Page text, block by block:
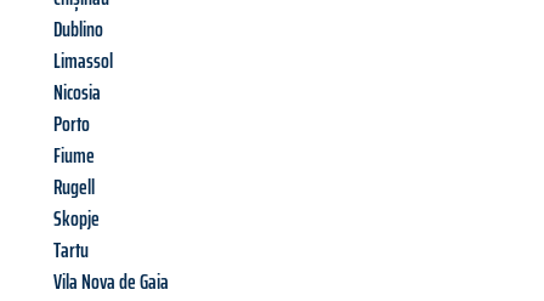
Dublino
Limassol
Nicosia
Porto
Fiume
Rugell
Skopje
Tartu
Vila Nova de Gaia